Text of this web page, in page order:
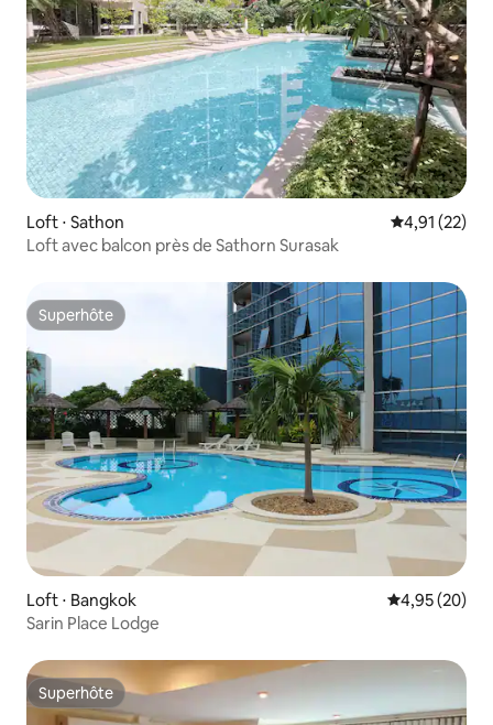
Loft ⋅ Sathon Évaluation
4,91 (22)
Loft avec balcon près de Sathorn Surasak
Superhôte
Superhôte
Loft ⋅ Bangkok Évaluation
4,95 (20)
Sarin Place Lodge
Superhôte
Superhôte